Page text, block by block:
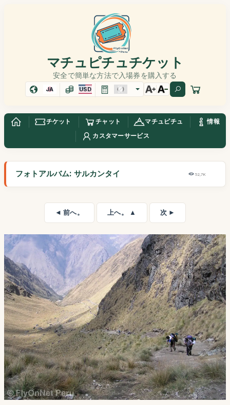
マチュピチュチケット
安全で簡単な方法で入場券を購入する
JA USD
チケット チャット マチュピチュ
情報
カスタマーサービス
フォトアルバム: サルカンタイ 52,7K
◄ 前へ。 上へ。 ▲ 次 ►